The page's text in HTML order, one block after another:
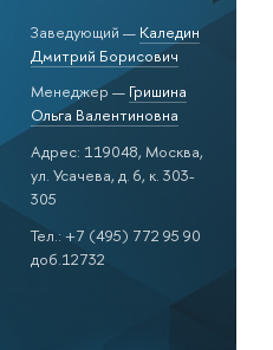
Заведующий — Каледин
Дмитрий Борисович
Менеджер — Гришина
Ольга Валентиновна
Адрес: 119048, Москва,
ул. Усачева, д. 6, к. 303-
305
Тел.: +7 (495) 772 95 90
доб.12732